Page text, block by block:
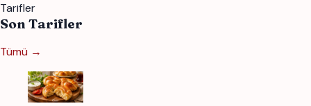
Tarifler
Son Tarifler
Tümü →